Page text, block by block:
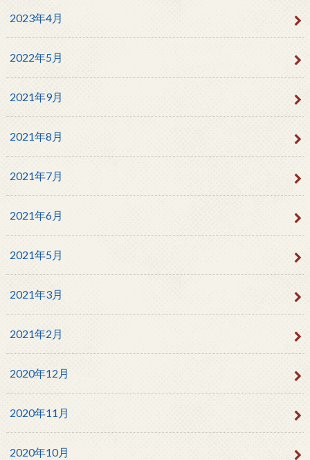
2023年4月
2022年5月
2021年9月
2021年8月
2021年7月
2021年6月
2021年5月
2021年3月
2021年2月
2020年12月
2020年11月
2020年10月